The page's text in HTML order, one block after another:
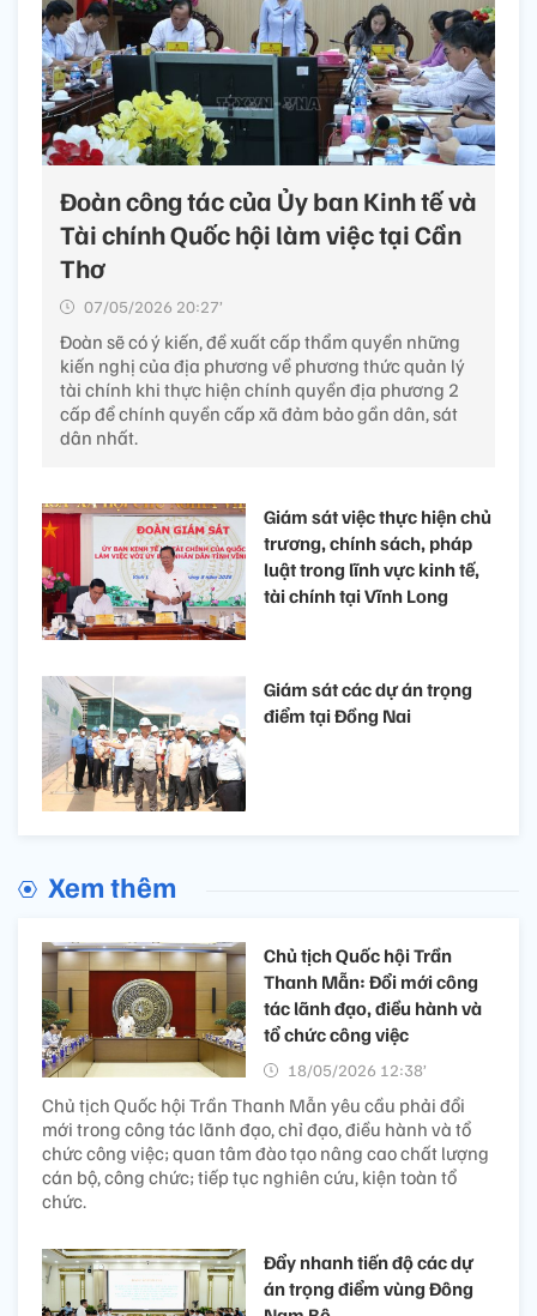
Đoàn công tác của Ủy ban Kinh tế và
Tài chính Quốc hội làm việc tại Cần
Thơ
07/05/2026 20:27’
Đoàn sẽ có ý kiến, đề xuất cấp thẩm quyền những
kiến nghị của địa phương về phương thức quản lý
tài chính khi thực hiện chính quyền địa phương 2
cấp để chính quyền cấp xã đảm bảo gần dân, sát
dân nhất.
Giám sát việc thực hiện chủ
trương, chính sách, pháp
luật trong lĩnh vực kinh tế,
tài chính tại Vĩnh Long
Giám sát các dự án trọng
điểm tại Đồng Nai
Xem thêm
Chủ tịch Quốc hội Trần
Thanh Mẫn: Đổi mới công
tác lãnh đạo, điều hành và
tổ chức công việc
18/05/2026 12:38’
Chủ tịch Quốc hội Trần Thanh Mẫn yêu cầu phải đổi
mới trong công tác lãnh đạo, chỉ đạo, điều hành và tổ
chức công việc; quan tâm đào tạo nâng cao chất lượng
cán bộ, công chức; tiếp tục nghiên cứu, kiện toàn tổ
chức.
Đẩy nhanh tiến độ các dự
án trọng điểm vùng Đông